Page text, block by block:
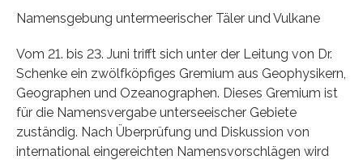
Namensgebung untermeerischer Täler und Vulkane
Vom 21. bis 23. Juni trifft sich unter der Leitung von Dr.
Schenke ein zwölfköpfiges Gremium aus Geophysikern,
Geographen und Ozeanographen. Dieses Gremium ist
für die Namensvergabe unterseeischer Gebiete
zuständig. Nach Überprüfung und Diskussion von
international eingereichten Namensvorschlägen wird